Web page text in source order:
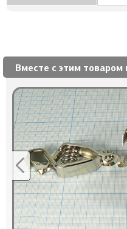
Вместе с этим товаром